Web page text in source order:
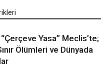
Yasa” Meclis’te;
Ölümleri ve Dünyada